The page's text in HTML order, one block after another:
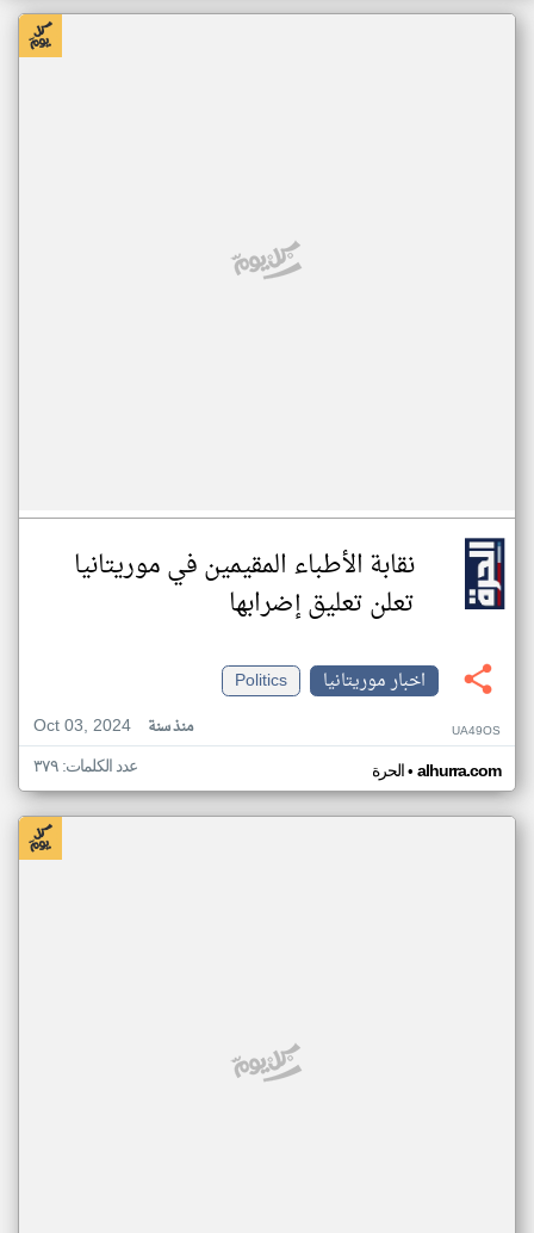
نقابة الأطباء المقيمين في موريتانيا
تعلن تعليق إضرابها
اخبار موريتانيا
Politics
Oct 03, 2024
منذ سنة UA49OS
الحرة• alhurra.com عدد الكلمات: ٣٧٩